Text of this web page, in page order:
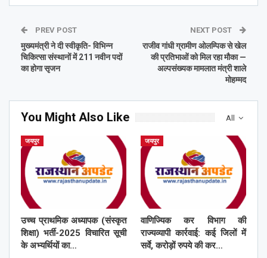
PREV POST
मुख्यमंत्री ने दी स्वीकृति- विभिन्न
चिकित्सा संस्थानों में 211 नवीन पदों
का होगा सृजन
NEXT POST
राजीव गांधी ग्रामीण ओलम्पिक से खेल
की प्रतिभाओं को मिल रहा मौका —
अल्पसंख्यक मामलात मंत्री शाले
मोहम्मद
All
You Might Also Like
जयपुर
उच्च प्राथमिक अध्यापक (संस्कृत
शिक्षा) भर्ती-2025 विचारित सूची
के अभ्यर्थियों का…
जयपुर
वाणिज्यिक कर विभाग की
राज्यव्यापी कार्रवाई: कई जिलों में
सर्वे, करोड़ों रुपये की कर…